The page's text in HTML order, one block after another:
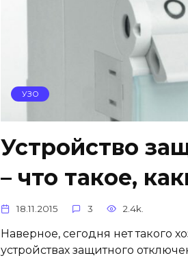
УЗО
Устройство
– что такое,
18.11.2015 3 2.4k.
Наверное, сегодня нет такого
устройствах защитного